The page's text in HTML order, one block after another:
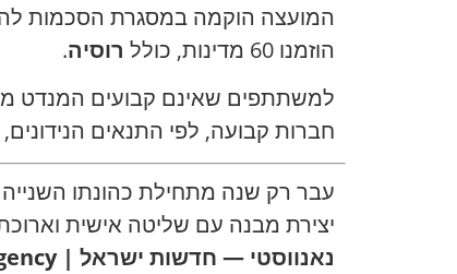
המועצה הוקמה במסגרת הסכמות
הוזמנו 60 מדינות, כולל
רוסיה.
למשתתפים שאינם קבועים המנדט
חברות קבועה, לפי התנאים
עבר רק שנה מתחילת כהונתו
יצירת מבנה עם שליטה אישית
נאנווסטי — חדשות ישראל | Nikk.Agency